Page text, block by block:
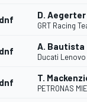
dnf D. Aegerter
GRT Racing
dnf A. Bautista
Ducati Lenovo
dnf T.
PETRONAS